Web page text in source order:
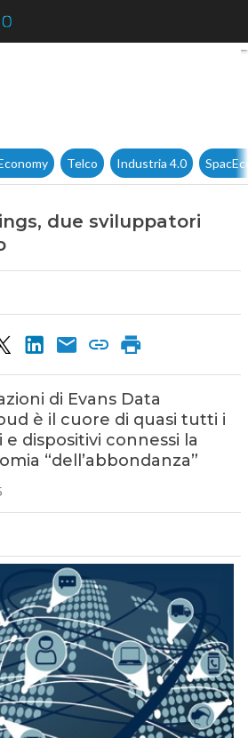
Internet of Things, due
Telco Industria 4.0
due sviluppatori
di Evans Data
è il cuore di quasi tutti i
dispositivi connessi la
“dell’abbondanza”